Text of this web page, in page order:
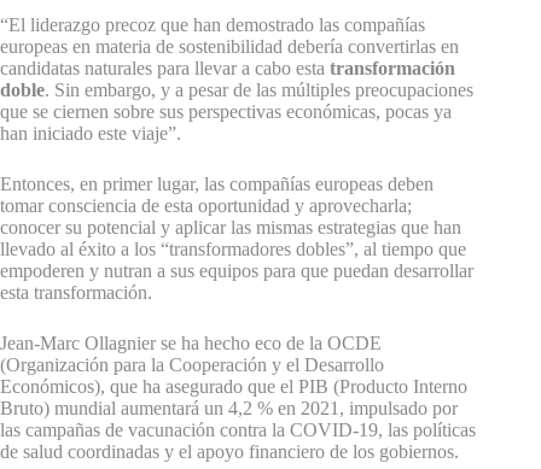
“El liderazgo precoz que han demostrado las compañías
europeas en materia de sostenibilidad debería convertirlas en
candidatas naturales para llevar a cabo esta transformación
doble. Sin embargo, y a pesar de las múltiples preocupaciones
que se ciernen sobre sus perspectivas económicas, pocas ya
han iniciado este viaje”.
Entonces, en primer lugar, las compañías europeas deben
tomar consciencia de esta oportunidad y aprovecharla;
conocer su potencial y aplicar las mismas estrategias que han
llevado al éxito a los “transformadores dobles”, al tiempo que
empoderen y nutran a sus equipos para que puedan desarrollar
esta transformación.
Jean-Marc Ollagnier se ha hecho eco de la OCDE
(Organización para la Cooperación y el Desarrollo
Económicos), que ha asegurado que el PIB (Producto Interno
Bruto) mundial aumentará un 4,2 % en 2021, impulsado por
las campañas de vacunación contra la COVID-19, las políticas
de salud coordinadas y el apoyo financiero de los gobiernos.